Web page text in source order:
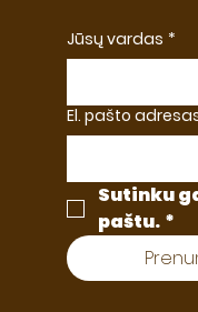
Jūsų vardas *
El. pašto
Sutinku
paštu. *